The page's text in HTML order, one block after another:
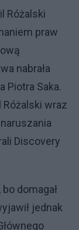
Różalski
praw
nabrała
Piotra Saka.
Różalski wraz
Discovery
domagał
jednak